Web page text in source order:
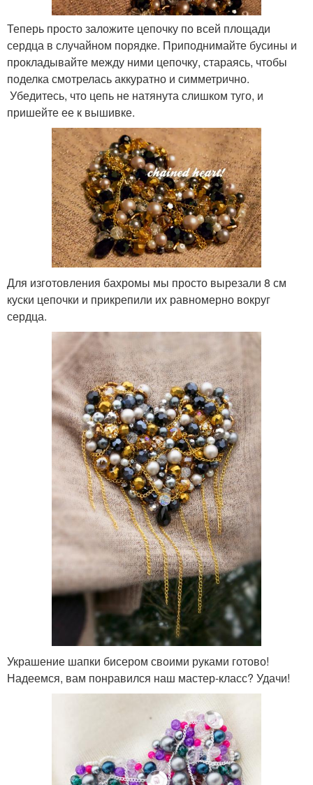
Теперь просто заложите цепочку по всей площади
сердца в случайном порядке. Приподнимайте бусины и
прокладывайте между ними цепочку, стараясь, чтобы
поделка смотрелась аккуратно и симметрично.
Убедитесь, что цепь не натянута слишком туго, и
пришейте ее к вышивке.
Для изготовления бахромы мы просто вырезали 8 см
куски цепочки и прикрепили их равномерно вокруг
сердца.
Украшение шапки бисером своими руками готово!
Надеемся, вам понравился наш мастер-класс? Удачи!